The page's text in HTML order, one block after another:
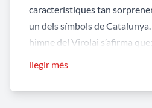
característiques tan
un dels símbols de
himne del Virolai s’afirma
força diferent, i, en darrer
llegir més